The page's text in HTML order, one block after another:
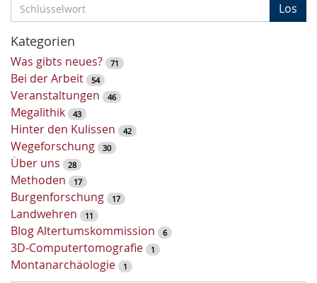
c
h
l
ü
s
s
e
l
w
o
r
t
-
S
u
c
Los
Kategorien
Was gibts neues? 71
Bei der Arbeit 54
Veranstaltungen 46
Megalithik 43
Hinter den Kulissen 42
Wegeforschung 30
Über uns 28
Methoden 17
Burgenforschung 17
Landwehren 11
Blog Altertumskommission 6
3D-Computertomografie 1
Montanarchäologie 1